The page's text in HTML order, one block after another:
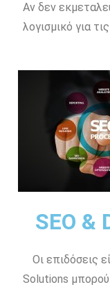
Αν δεν
λογισμικό για
SEO &
Οι επιδόσεις
Solutions